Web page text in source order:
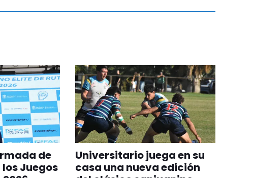
de
Juegos
Universitario juega en su
casa una nueva edición